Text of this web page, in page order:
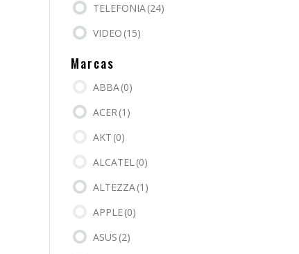
TELEFONIA(24)
VIDEO (15)
Marcas
ABBA(0)
ACER(1)
AKT (0)
ALCATEL(0)
ALTEZZA(1)
APPLE(0)
ASUS (2)